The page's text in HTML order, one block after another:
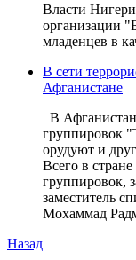
Власти
организации
младенцев в
В сети
Афганистане
В
группировок
орудуют и
Всего в
группировок,
заместитель
Мохаммад
Назад